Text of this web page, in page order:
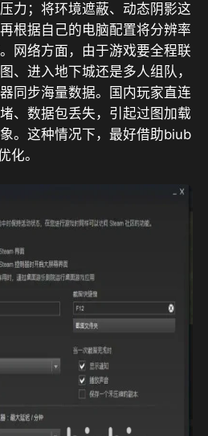
力；将环境遮蔽、动态阴影这
根据自己的电脑配置将分辨率
网络方面，由于游戏要全程联
、进入地下城还是多人组队，
同步海量数据。国内玩家直连
、数据包丢失，引起过图加载
。这种情况下，最好借助biub
化。